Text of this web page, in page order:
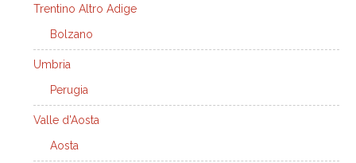
Trentino Altro Adige
Bolzano
Umbria
Perugia
Valle d'Aosta
Aosta